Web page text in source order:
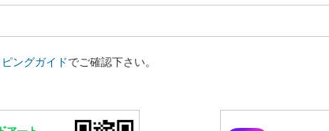
ングガイドでご確認下さい。